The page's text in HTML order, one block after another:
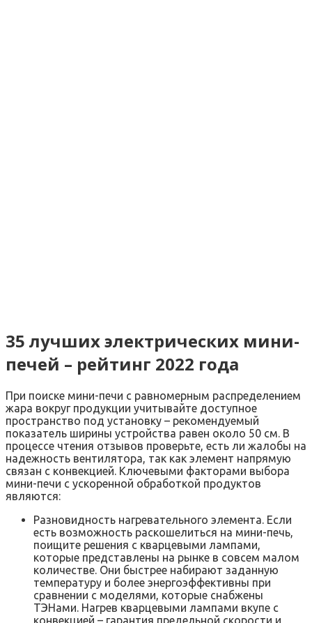
35 лучших электрических мини-
печей – рейтинг 2022 года
При поиске мини-печи с равномерным распределением
жара вокруг продукции учитывайте доступное
пространство под установку – рекомендуемый
показатель ширины устройства равен около 50 см. В
процессе чтения отзывов проверьте, есть ли жалобы на
надежность вентилятора, так как элемент напрямую
связан с конвекцией. Ключевыми факторами выбора
мини-печи с ускоренной обработкой продуктов
являются:
Разновидность нагревательного элемента. Если
есть возможность раскошелиться на мини-печь,
поищите решения с кварцевыми лампами,
которые представлены на рынке в совсем малом
количестве. Они быстрее набирают заданную
температуру и более энергоэффективны при
сравнении с моделями, которые снабжены
ТЭНами. Нагрев кварцевыми лампами вкупе с
конвекцией – гарантия предельной скорости и